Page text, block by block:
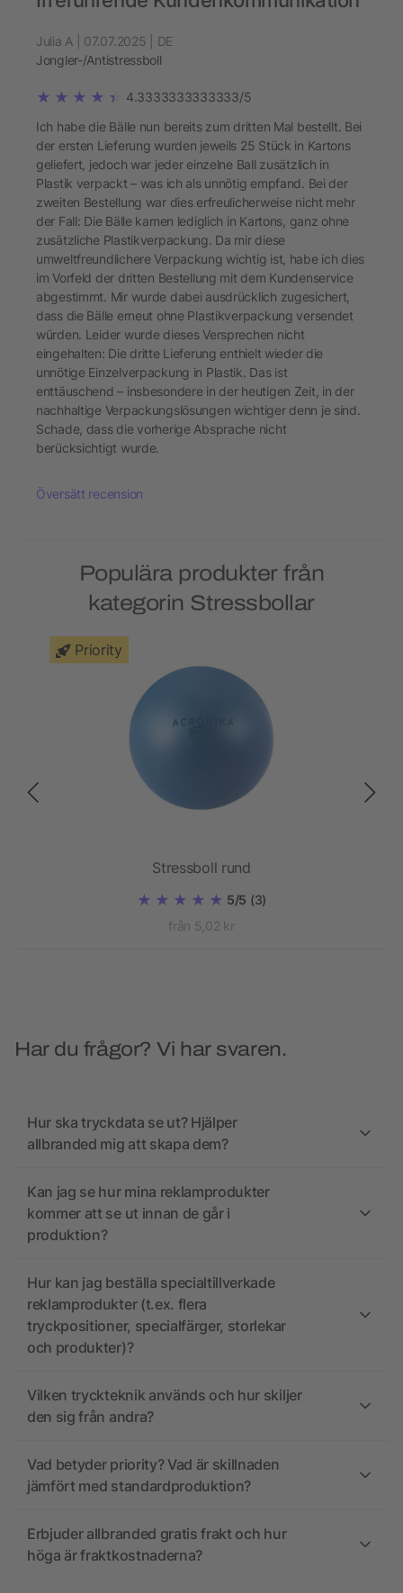
Julia A | 07.07.2025 | DE
Jongler-/Antistressboll
4.3333333333333/5
Ich habe die Bälle nun bereits zum dritten Mal bestellt. Bei
der ersten Lieferung wurden jeweils 25 Stück in Kartons
geliefert, jedoch war jeder einzelne Ball zusätzlich in
Plastik verpackt – was ich als unnötig empfand. Bei der
zweiten Bestellung war dies erfreulicherweise nicht mehr
der Fall: Die Bälle kamen lediglich in Kartons, ganz ohne
zusätzliche Plastikverpackung. Da mir diese
umweltfreundlichere Verpackung wichtig ist, habe ich dies
im Vorfeld der dritten Bestellung mit dem Kundenservice
abgestimmt. Mir wurde dabei ausdrücklich zugesichert,
dass die Bälle erneut ohne Plastikverpackung versendet
würden. Leider wurde dieses Versprechen nicht
eingehalten: Die dritte Lieferung enthielt wieder die
unnötige Einzelverpackung in Plastik. Das ist
enttäuschend – insbesondere in der heutigen Zeit, in der
nachhaltige Verpackungslösungen wichtiger denn je sind.
Schade, dass die vorherige Absprache nicht
berücksichtigt wurde.
Översätt recension
Populära produkter från
kategorin Stressbollar
Priority
Stressboll rund
5/5 (3)
från 5,02 kr
Har du frågor? Vi har svaren.
Hur ska tryckdata se ut? Hjälper
allbranded mig att skapa dem?
Kan jag se hur mina reklamprodukter
kommer att se ut innan de går i
produktion?
Hur kan jag beställa specialtillverkade
reklamprodukter (t.ex. flera
tryckpositioner, specialfärger, storlekar
och produkter)?
Vilken tryckteknik används och hur skiljer
den sig från andra?
Vad betyder priority? Vad är skillnaden
jämfört med standardproduktion?
Erbjuder allbranded gratis frakt och hur
höga är fraktkostnaderna?